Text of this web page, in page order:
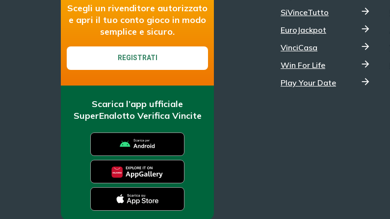
Scegli un rivenditore autorizzato
e apri il tuo conto gioco in modo
semplice e sicuro.
REGISTRATI
Scarica l’app ufficiale
SuperEnalotto Verifica Vincite
SiVinceTutto
EuroJackpot
VinciCasa
Win For Life
Play Your Date